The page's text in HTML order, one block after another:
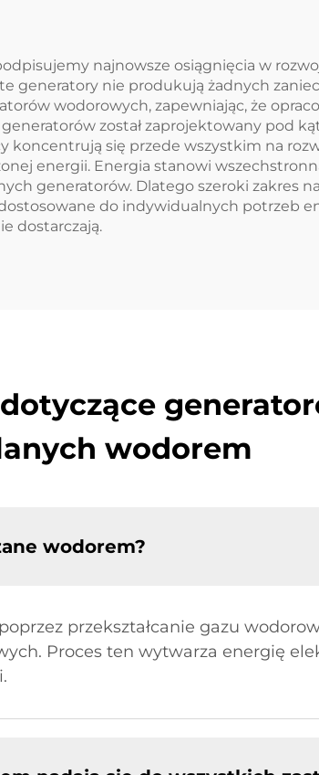
najnowsze osiągnięcia w
generatory nie produkują żadnych
wodorowych, zapewniając, że
został zaprojektowany pod
koncentrują się przede wszystkim na
energii. Energia stanowi
generatorów. Dlatego szeroki zakres
do indywidualnych potrzeb
dostarczają.
wodorem
wodorem?
przekształcanie gazu
Proces ten wytwarza energię